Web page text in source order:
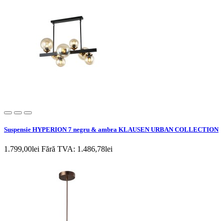
Suspensie HYPERION 7 negru & ambra KLAUSEN URBAN COLLECTION
1.799,00lei Fără TVA: 1.486,78lei